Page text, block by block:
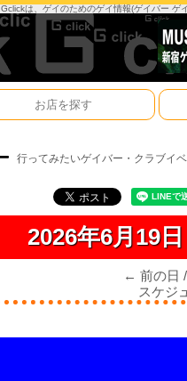
Gclickは、ゲイのためのゲイ情報(ゲイバー ゲ
お店を探す
行ってみたいゲイバー・クラブイ
2026年6月19
← 前の日 /
スケジ